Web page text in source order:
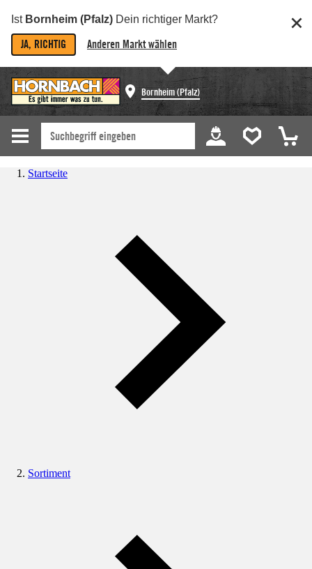
Ist Bornheim (Pfalz) Dein richtiger Markt?
JA, RICHTIG Anderen Markt wählen
Bornheim (Pfalz)
Startseite
Sortiment